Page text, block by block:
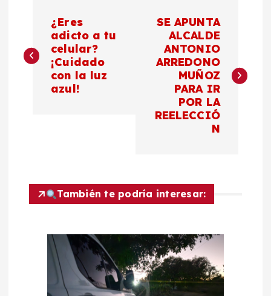
a
v
c
¿Eres
adicto a tu
celular?
¡Cuidado
con la luz
azul!
SE APUNTA
ALCALDE
ANTONIO
ARREDONO
MUÑOZ
PARA IR
POR LA
REELECCIÓ
N
También te podría interesar: